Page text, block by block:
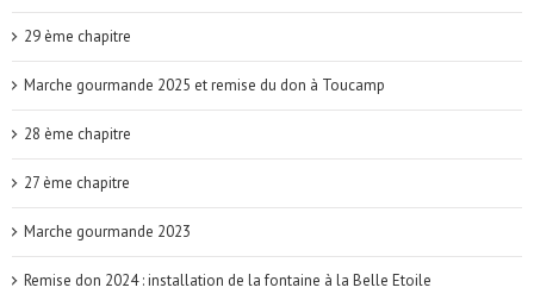
29 ème chapitre
Marche gourmande 2025 et remise du don à Toucamp
28 ème chapitre
27 ème chapitre
Marche gourmande 2023
Remise don 2024 : installation de la fontaine à la Belle Etoile